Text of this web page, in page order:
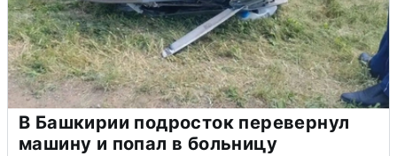
В Башкирии подросток перевернул
машину и попал в больницу